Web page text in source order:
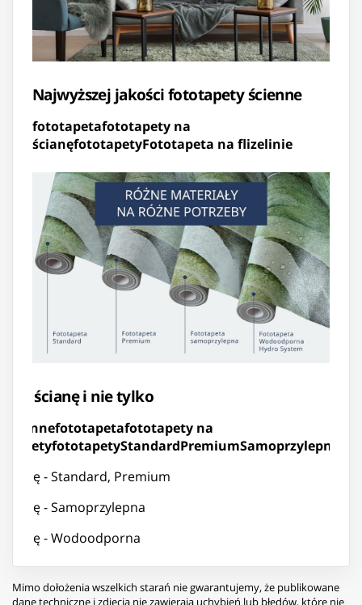
Najwyższej jakości fototapety ścienne
fototapetafototapety na
ścianęfototapetyFototapeta na flizelinie
na ścianę i nie tylko
ściennefototapetafototapety na
fototapetyStandardPremiumSamoprzylepną
- Standard, Premium
- Samoprzylepna
- Wodoodporna
Mimo dołożenia wszelkich starań nie gwarantujemy, że publikowane
dane techniczne i zdjęcia nie zawierają uchybień lub błędów, które nie